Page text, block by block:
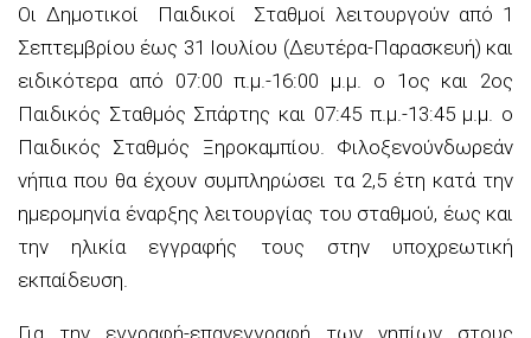
Οι Δημοτικοί Παιδικοί Σταθμοί λειτουργούν από 1
Σεπτεμβρίου έως 31 Ιουλίου (Δευτέρα-Παρασκευή) και
ειδικότερα από 07:00 π.μ.-16:00 μ.μ . ο 1 ος και 2ος
Παιδικός Σταθμός Σπάρτης και 07:45 π.μ.-13:45 μ.μ . ο
Παιδικός Σταθμός Ξηροκαμπίου . Φιλοξενούνδωρεάν
νήπια που θα έχουν συμπληρώσει τα 2,5 έτη κατά την
ημερομηνία έναρξης λειτουργίας του σταθμού, έως και
την ηλικία εγγραφής τους στην υποχρεωτική
εκπαίδευση.
Για την εγγραφή-επανεγγραφή των νηπίων στους